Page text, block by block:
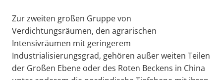
Zur zweiten großen Gruppe von
Verdichtungsräumen, den agrarischen
Intensivräumen mit geringerem
Industrialisierungsgrad, gehören außer weiten Teilen
der Großen Ebene oder des Roten Beckens in China